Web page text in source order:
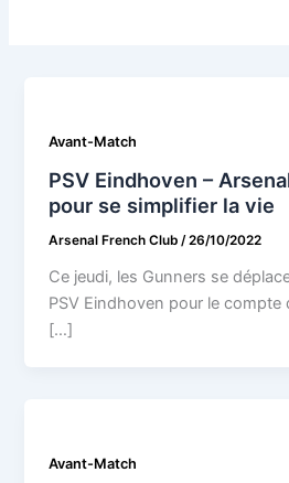
Avant-Match
PSV Eindhoven –
pour se simplifier la vie
Arsenal French Club/26/10/2022
Ce jeudi, les Gunners se
PSV Eindhoven pour le compte
[…]
Avant-Match